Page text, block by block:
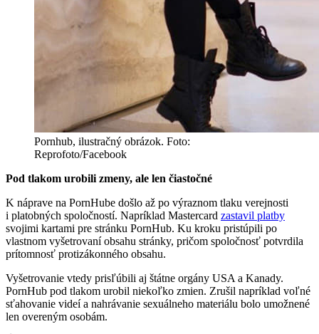
Pornhub, ilustračný obrázok. Foto:
Reprofoto/Facebook
Pod tlakom urobili zmeny, ale len čiastočné
K náprave na PornHube došlo až po výraznom tlaku verejnosti
i platobných spoločností. Napríklad Mastercard zastavil platby
svojimi kartami pre stránku PornHub. Ku kroku pristúpili po
vlastnom vyšetrovaní obsahu stránky, pričom spoločnosť potvrdila
prítomnosť protizákonného obsahu.
Vyšetrovanie vtedy prisľúbili aj štátne orgány USA a Kanady.
PornHub pod tlakom urobil niekoľko zmien. Zrušil napríklad voľné
sťahovanie videí a nahrávanie sexuálneho materiálu bolo umožnené
len overeným osobám.